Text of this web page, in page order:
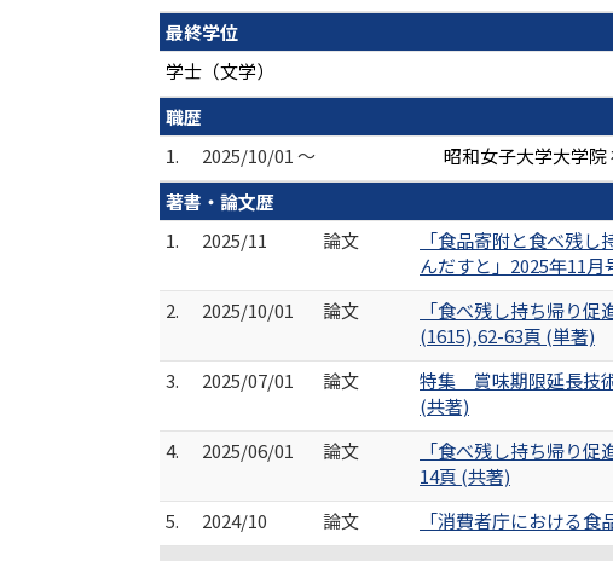
最終学位
学士（文学）
職歴
1.
2025/10/01 ～
昭和女子大学大学
著書・論文歴
1.
2025/11 論文
「食品寄附と食べ残
んだすと」2025年11
2.
2025/10/01 論文
「食べ残し持ち帰り
(1615),62-63頁 (単著)
3.
2025/07/01 論文
特集 賞味期限延長技
(共著)
4.
2025/06/01 論文
「食べ残し持ち帰り
14頁 (共著)
5.
2024/10 論文
「消費者庁における